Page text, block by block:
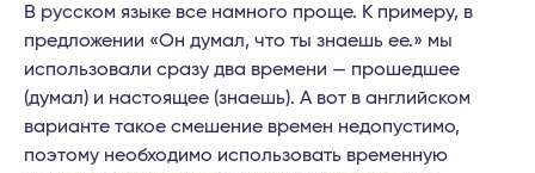
В русском языке все намного проще. К примеру, в
предложении «Он думал, что ты знаешь ее.» мы
использовали сразу два времени — прошедшее
(думал) и настоящее (знаешь). А вот в английском
варианте такое смешение времен недопустимо,
поэтому необходимо использовать временную